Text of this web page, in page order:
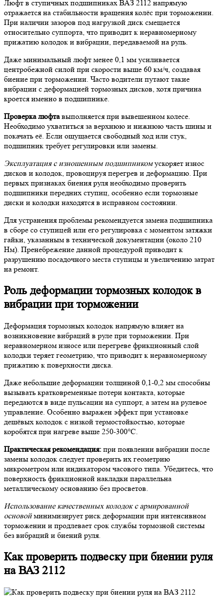
Люфт в ступичных подшипниках ВАЗ 2112 напрямую
отражается на стабильности вращения колёс при торможении.
При наличии зазоров под нагрузкой диск смещается
относительно суппорта, что приводит к неравномерному
прижатию колодок и вибрации, передаваемой на руль.
Даже минимальный люфт менее 0,1 мм усиливается
центробежной силой при скорости выше 60 км/ч, создавая
биение при торможении. Часто водители путают такие
вибрации с деформацией тормозных дисков, хотя причина
кроется именно в подшипнике.
Проверка люфтавыполняется при вывешенном колесе.
Необходимо ухватиться за верхнюю и нижнюю часть шины и
покачать её. Если ощущается свободный ход или стук,
подшипник требует регулировки или замены.
Эксплуатация с изношенным подшипникомускоряет износ
дисков и колодок, провоцируя перегрев и деформацию. При
первых признаках биения руля необходимо проверить
подшипники передних ступиц, особенно если тормозные
диски и колодки находятся в исправном состоянии.
Для устранения проблемы рекомендуется замена подшипника
в сборе со ступицей или его регулировка с моментом затяжки
гайки, указанным в технической документации (около 210
Нм). Пренебрежение данной процедурой приводит к
разрушению посадочного места ступицы и увеличению затрат
на ремонт.
Роль деформации тормозных колодок в
вибрации при торможении
Деформация тормозных колодок напрямую влияет на
возникновение вибраций в руле при торможении. При
неравномерном износе или перегреве фрикционный слой
колодки теряет геометрию, что приводит к неравномерному
прижатию к поверхности диска.
Даже небольшие деформации толщиной 0,1-0,2 мм способны
вызывать кратковременные потери контакта, которые
передаются в виде пульсации на суппорт, а затем на рулевое
управление. Особенно выражен эффект при установке
дешёвых колодок с низкой термостойкостью, которые
коробятся при нагреве выше 250-300°C.
Практическая рекомендация: при появлении вибрации после
замены колодок следует проверить их геометрию
микрометром или индикатором часового типа. Убедитесь, что
поверхность фрикционной накладки параллельна
металлическому основанию без просветов.
Использование качественных колодок с армированной
основойминимизирует риск деформации при интенсивном
торможении и продлевает срок службы тормозной системы
без вибраций и биений руля.
Как проверить подвеску при биении руля
на ВАЗ 2112